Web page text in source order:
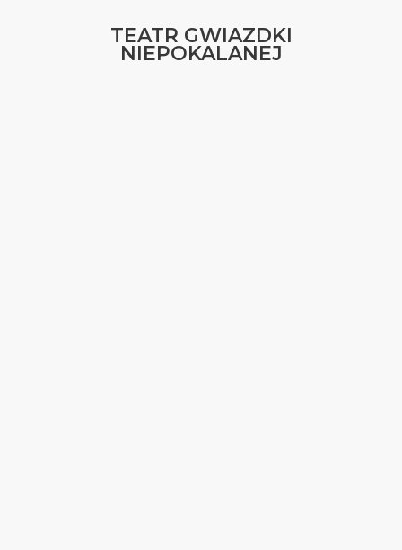
TEATR GWIAZDKI
NIEPOKALANEJ